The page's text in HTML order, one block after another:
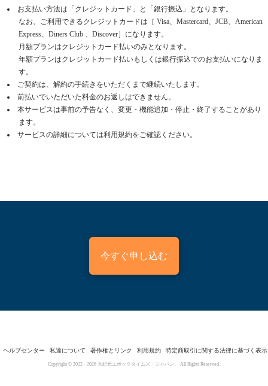
お支払い方法は「クレジットカード」と「銀行振込」となります。
なお、ご利用できるクレジットカードは［ Visa、Mastercard、JCB、American
Express、Diners Club 、Discover］になります。
月額プランはクレジットカード払いのみとなります。
年額プランはクレジットカード払いもしくは銀行振込でのお支払いになりま
す。
ご契約は、解約の手続きをいただくまで継続いたします。
前払いでいただいた料金のお返しはできません。
本サービスは事前の予告なく、変更・機能追加・停止・終了することがあり
ます。
サービスの詳細については利用規約をご確認ください。
今すぐ申し込む
ヘルプセンター 私達について 著作権とリンク 利用規約 特定商取引に関する法律に基づく表示
Copyright © 2022 - 2026 大紀元エポックタイムズ・ジャパン. All Rights Reserved.